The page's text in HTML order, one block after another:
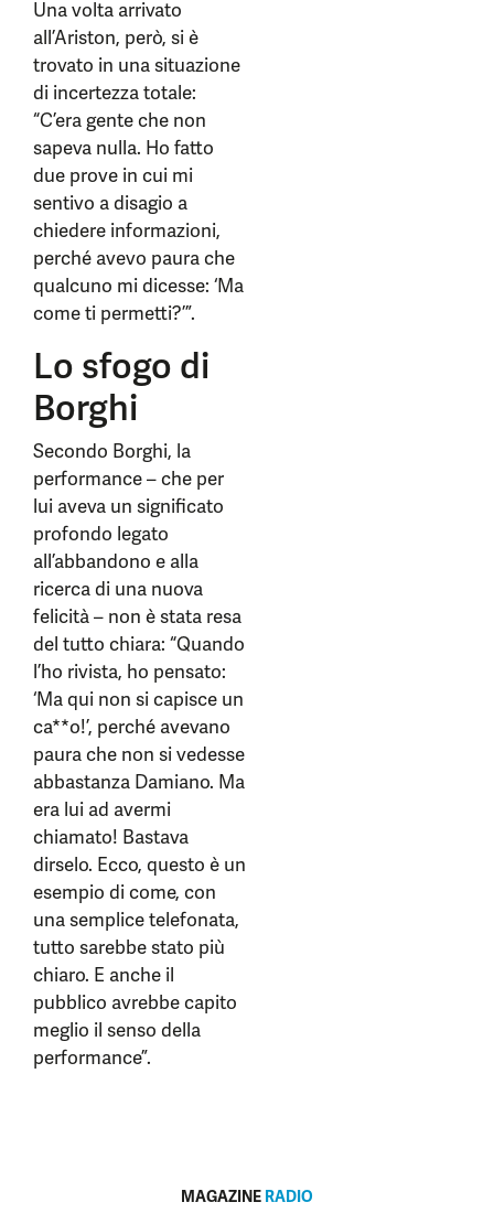
Una volta arrivato
all’Ariston, però, si è
trovato in una situazione
di incertezza totale:
“C’era gente che non
sapeva nulla. Ho fatto
due prove in cui mi
sentivo a disagio a
chiedere informazioni,
perché avevo paura che
qualcuno mi dicesse: ‘Ma
come ti permetti?’”.
Lo sfogo di
Borghi
Secondo Borghi, la
performance – che per
lui aveva un significato
profondo legato
all’abbandono e alla
ricerca di una nuova
felicità – non è stata resa
del tutto chiara: “Quando
l’ho rivista, ho pensato:
‘Ma qui non si capisce un
ca**o!’, perché avevano
paura che non si vedesse
abbastanza Damiano. Ma
era lui ad avermi
chiamato! Bastava
dirselo. Ecco, questo è un
esempio di come, con
una semplice telefonata,
tutto sarebbe stato più
chiaro. E anche il
pubblico avrebbe capito
meglio il senso della
performance”.
MAGAZINE RADIO